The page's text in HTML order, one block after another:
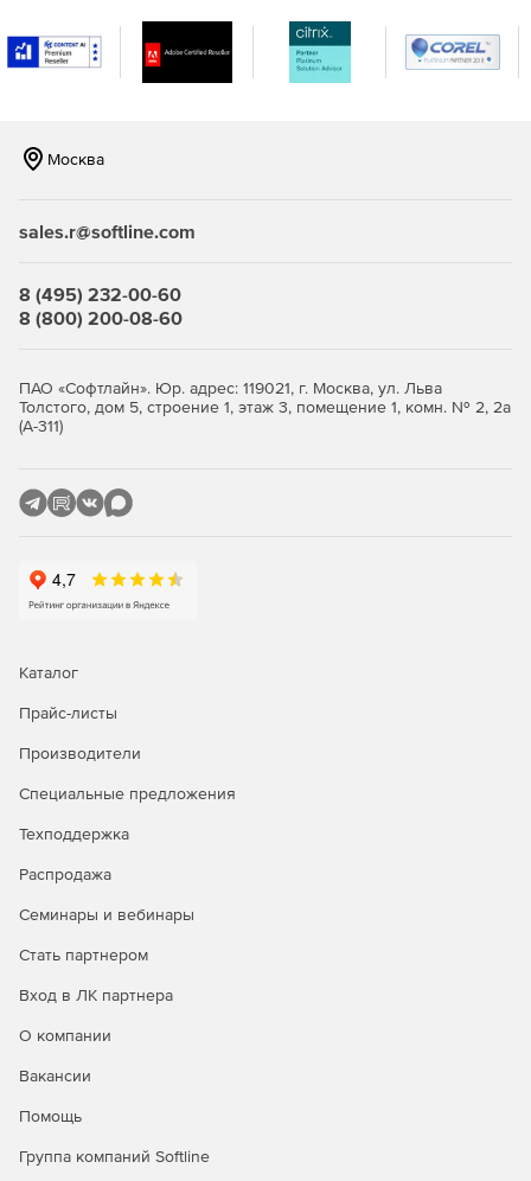
Москва
sales.r@softline.com
8 (495) 232-00-60
8 (800) 200-08-60
ПАО «Софтлайн». Юр. адрес: 119021, г. Москва, ул. Льва
Толстого, дом 5, строение 1, этаж 3, помещение 1, комн. № 2, 2а
(А-311)
Каталог
Прайс-листы
Производители
Специальные предложения
Техподдержка
Распродажа
Семинары и вебинары
Стать партнером
Вход в ЛК партнера
О компании
Вакансии
Помощь
Группа компаний Softline